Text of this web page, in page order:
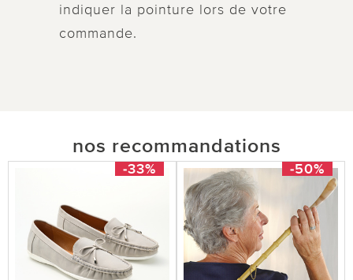
indiquer la pointure lors de votre
commande.
nos recommandations
-33% -50%